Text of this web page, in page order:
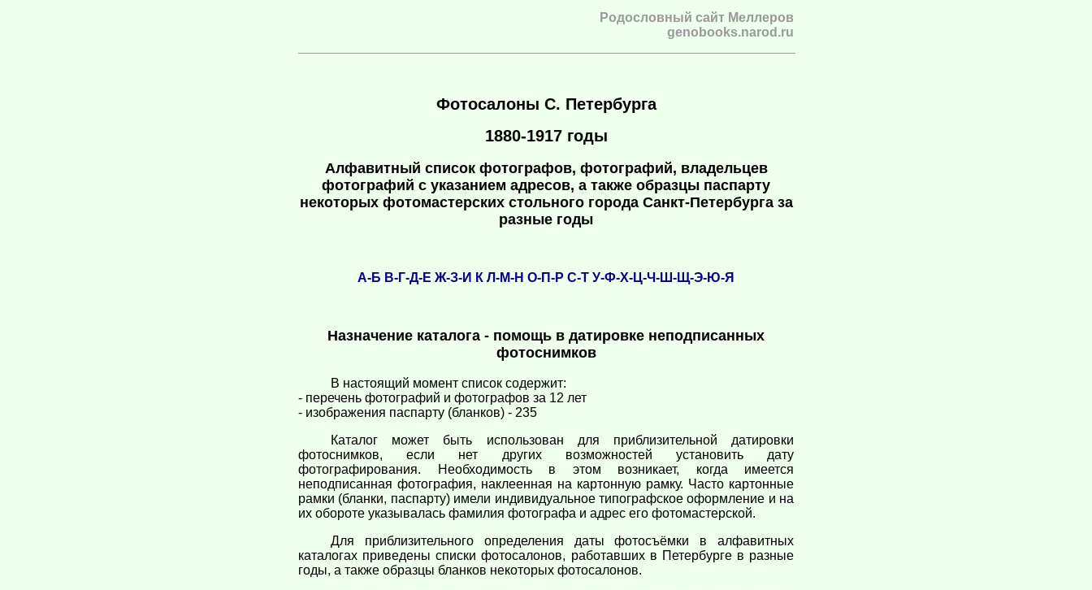
Родословный сайт Меллеров
genobooks.narod.ru
Фотосалоны С. Петербурга
1880-1917 годы
Алфавитный список фотографов, фотографий, владельцев
фотографий с указанием адресов, а также образцы паспарту
некоторых фотомастерских стольного города Санкт-Петербурга за
разные годы
А-Б В-Г-Д-Е Ж-З-И К Л-М-Н О-П-Р С-Т У-Ф-Х-Ц-Ч-Ш-Щ-Э-Ю-Я
Назначение каталога - помощь в датировке неподписанных
фотоснимков
В настоящий момент список содержит:
- перечень фотографий и фотографов за 12 лет
- изображения паспарту (бланков) - 235
Каталог может быть использован для приблизительной датировки
фотоснимков, если нет других возможностей установить дату
фотографирования. Необходимость в этом возникает, когда имеется
неподписанная фотография, наклеенная на картонную рамку. Часто картонные
рамки (бланки, паспарту) имели индивидуальное типографское оформление и на
их обороте указывалась фамилия фотографа и адрес его фотомастерской.
Для приблизительного определения даты фотосъёмки в алфавитных
каталогах приведены списки фотосалонов, работавших в Петербурге в разные
годы, а также образцы бланков некоторых фотосалонов.